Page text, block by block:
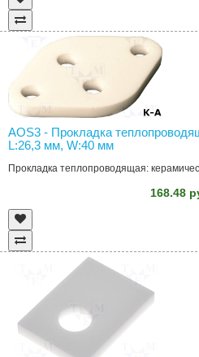
AOS3 - Прокладка
L:26,3 мм, W:40 мм
Прокладка теплопроводящая:
168.48